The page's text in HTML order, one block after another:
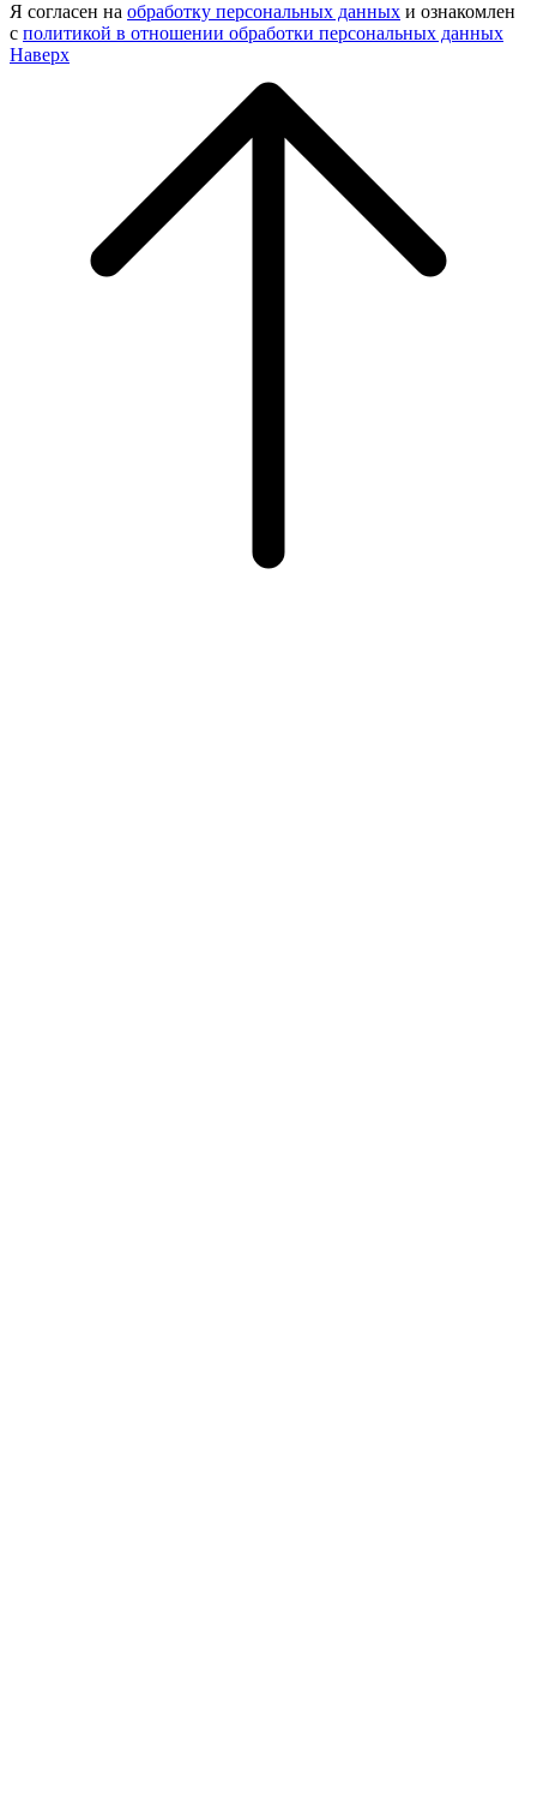
Я согласен на обработку персональных данных и ознакомлен
с политикой в отношении обработки персональных данных
Наверх